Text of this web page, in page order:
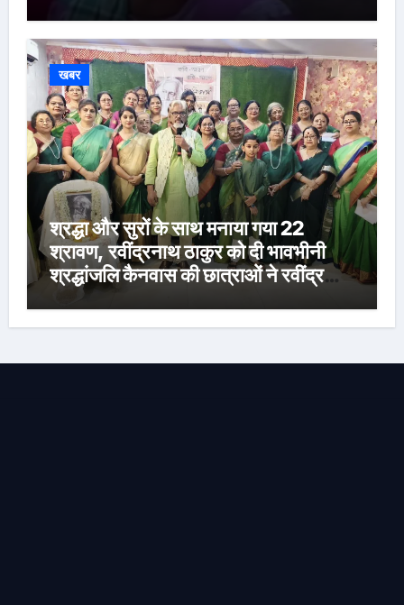
खबर
श्रद्धा और सुरों के साथ मनाया गया 22
श्रावण, रवींद्रनाथ ठाकुर को दी भावभीनी
श्रद्धांजलि कैनवास की छात्राओं ने रवींद्र
बांधा समां